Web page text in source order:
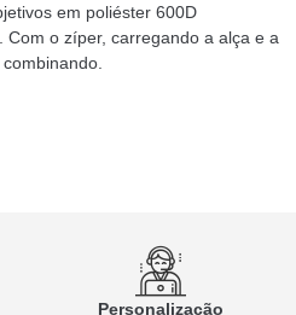
em poliéster 600D
Com o zíper, carregando a alça e a
Personalização